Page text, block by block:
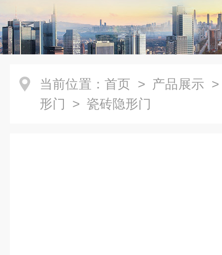
当前位置： 首页 > 产品展示
形门 > 瓷砖隐形门